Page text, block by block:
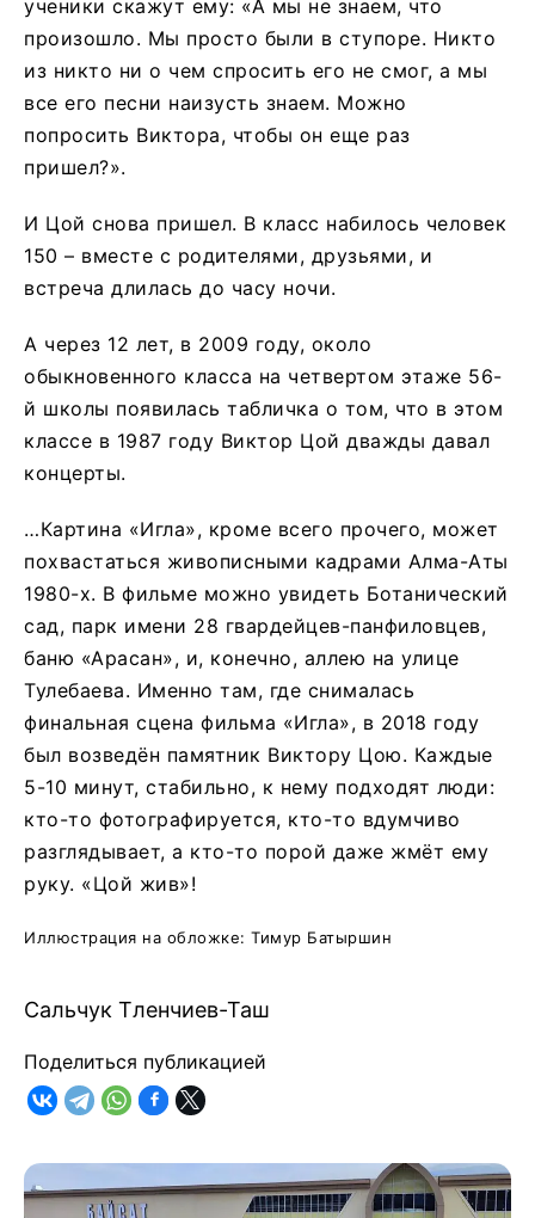
ученики скажут ему: «А мы не знаем, что
произошло. Мы просто были в ступоре. Никто
из никто ни о чем спросить его не смог, а мы
все его песни наизусть знаем. Можно
попросить Виктора, чтобы он еще раз
пришел?».
И Цой снова пришел. В класс набилось человек
150 – вместе с родителями, друзьями, и
встреча длилась до часу ночи.
А через 12 лет, в 2009 году, около
обыкновенного класса на четвертом этаже 56-
й школы появилась табличка о том, что в этом
классе в 1987 году Виктор Цой дважды давал
концерты.
…Картина «Игла», кроме всего прочего, может
похвастаться живописными кадрами Алма-Аты
1980-х. В фильме можно увидеть Ботанический
сад, парк имени 28 гвардейцев-панфиловцев,
баню «Арасан», и, конечно, аллею на улице
Тулебаева. Именно там, где снималась
финальная сцена фильма «Игла», в 2018 году
был возведён памятник Виктору Цою. Каждые
5-10 минут, стабильно, к нему подходят люди:
кто-то фотографируется, кто-то вдумчиво
разглядывает, а кто-то порой даже жмёт ему
руку. «Цой жив»!
Иллюстрация на обложке: Тимур Батыршин
Сальчук Тленчиев-Таш
Поделиться публикацией